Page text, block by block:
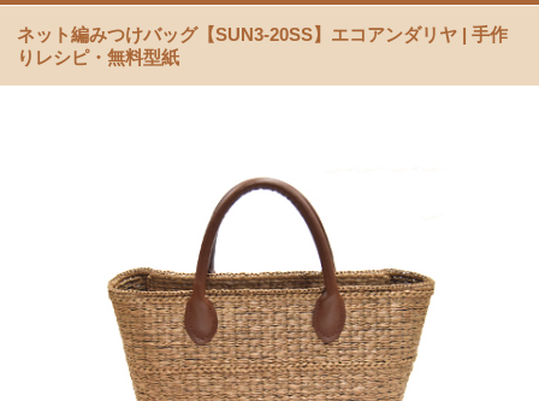
ネット編みつけバッグ【SUN3-20SS】エコアンダリヤ | 手作
りレシピ・無料型紙